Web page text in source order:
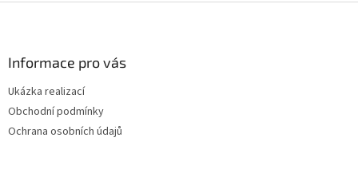
Informace pro vás
Ukázka realizací
Obchodní podmínky
Ochrana osobních údajů